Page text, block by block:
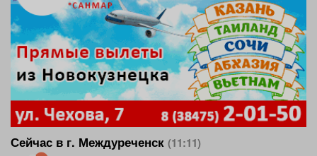
Сейчас в г. Междуреченск (11:11)